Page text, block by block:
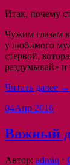
Итак, почему
Чужим глазам
у любимого
стервой,
раздумывай» и
Читать далее →
04Апр 2016
Важный
Автор: admin ⋅